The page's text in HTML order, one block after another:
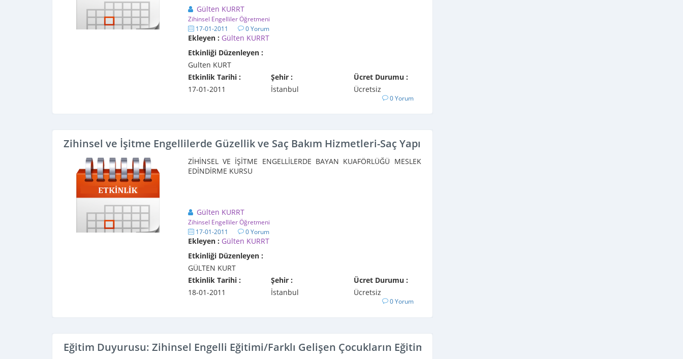
Gülten KURRT
Zihinsel Engelliler Öğretmeni
17-01-2011 0 Yorum
Ekleyen : Gülten KURRT
Etkinliği Düzenleyen :
Gulten KURT
Etkinlik Tarihi :
17-01-2011
Şehir :
İstanbul
Ücret Durumu :
Ücretsiz
0 Yorum
Zihinsel ve İşitme Engellilerde Güzellik ve Saç Bakım Hizmetleri-Saç Yapımı ve Bakımı Meslek Edindirme Kursu
ZİHİNSEL VE İŞİTME ENGELLİLERDE BAYAN KUAFÖRLÜĞÜ MESLEK
EDİNDİRME KURSU
Gülten KURRT
Zihinsel Engelliler Öğretmeni
17-01-2011 0 Yorum
Ekleyen : Gülten KURRT
Etkinliği Düzenleyen :
GÜLTEN KURT
Etkinlik Tarihi :
18-01-2011
Şehir :
İstanbul
Ücret Durumu :
Ücretsiz
0 Yorum
Eğitim Duyurusu: Zihinsel Engelli Eğitimi/Farklı Gelişen Çocukların Eğitimi-(Alanda Çalışanlar/Öğrenciler/Çalışmayı